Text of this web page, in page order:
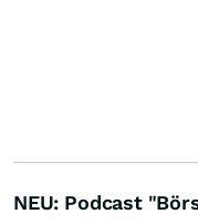
NEU: Podcast